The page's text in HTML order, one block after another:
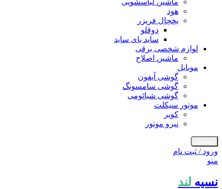
هود
یخچال فریزر
دوقلو
ساید بای ساید
لوازم شخصی برقی
ماشین اصلاح
موبایل
گوشی آیفون
گوشی سامسونگ
گوشی شیائومی
موتور سیکلت
کویر
نیرو موتور
ورود / ثبت نام
منو
نسیه لند